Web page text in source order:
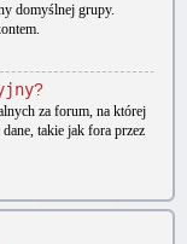
domyślnej grupy.
?
za forum, na której
takie jak fora przez